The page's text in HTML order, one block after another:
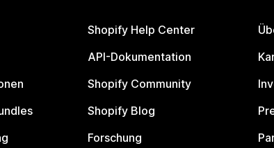
Shopify Help Center
API-Dokumentation
Shopify Community
Shopify Blog
Forschung